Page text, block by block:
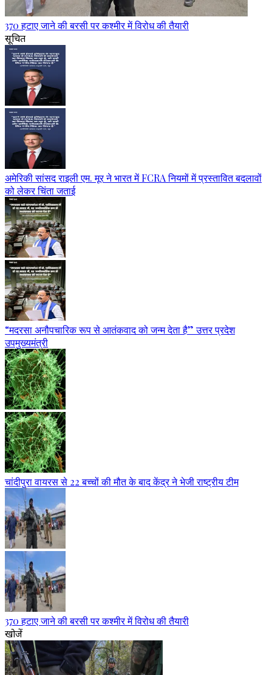
370 हटाए जाने की बरसी पर कश्मीर में विरोध की तैयारी
सूचित
अमेरिकी सांसद राइली एम. मूर ने भारत में FCRA नियमों में प्रस्तावित बदलावों
को लेकर चिंता जताई
“मदरसा अनौपचारिक रूप से आतंकवाद को जन्म देता है” उत्तर प्रदेश
उपमुख्यमंत्री
चांदीपुरा वायरस से 22 बच्चों की मौत के बाद केंद्र ने भेजी राष्ट्रीय टीम
370 हटाए जाने की बरसी पर कश्मीर में विरोध की तैयारी
खोजें